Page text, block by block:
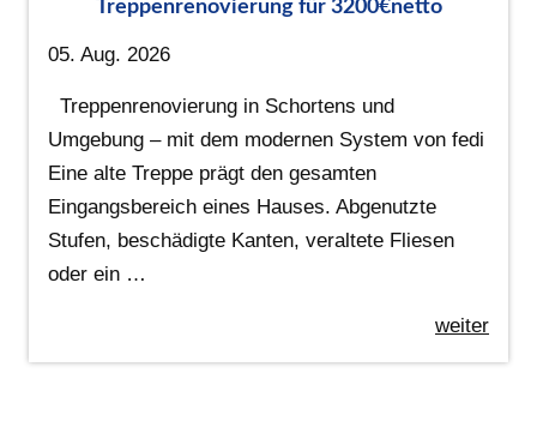
Treppenrenovierung für 3200€netto
05. Aug. 2026
Treppenrenovierung in Schortens und
Umgebung – mit dem modernen System von fedi
Eine alte Treppe prägt den gesamten
Eingangsbereich eines Hauses. Abgenutzte
Stufen, beschädigte Kanten, veraltete Fliesen
oder ein …
weiter